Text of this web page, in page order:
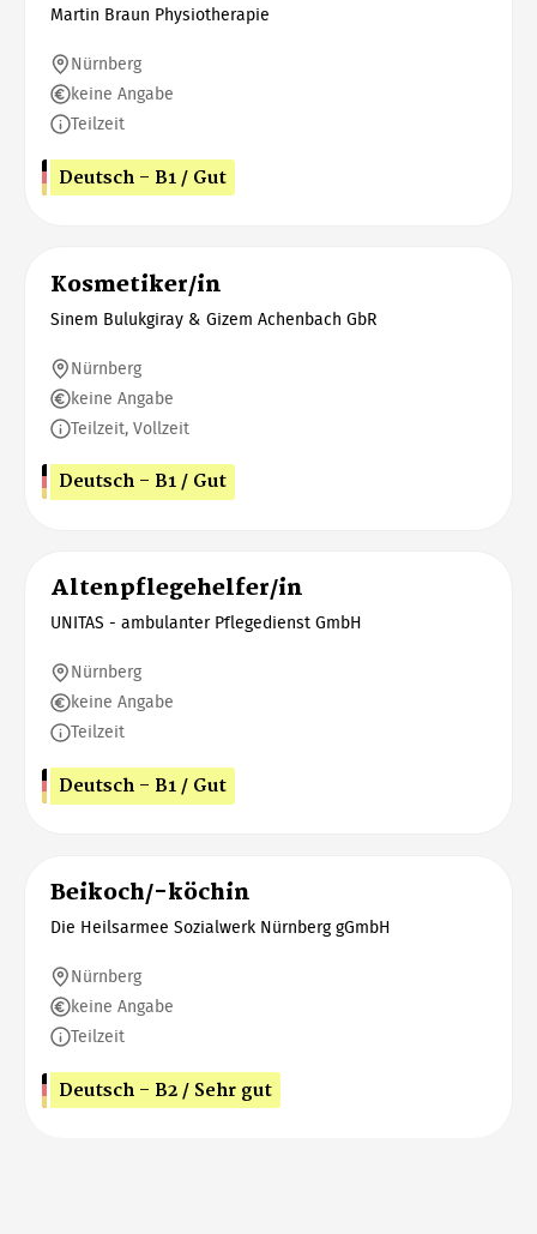
Martin Braun Physiotherapie
Nürnberg
keine Angabe
Teilzeit
Deutsch - B1 / Gut
Kosmetiker/in
Sinem Bulukgiray & Gizem Achenbach GbR
Nürnberg
keine Angabe
Teilzeit, Vollzeit
Deutsch - B1 / Gut
Altenpflegehelfer/in
UNITAS - ambulanter Pflegedienst GmbH
Nürnberg
keine Angabe
Teilzeit
Deutsch - B1 / Gut
Beikoch/-köchin
Die Heilsarmee Sozialwerk Nürnberg gGmbH
Nürnberg
keine Angabe
Teilzeit
Deutsch - B2 / Sehr gut